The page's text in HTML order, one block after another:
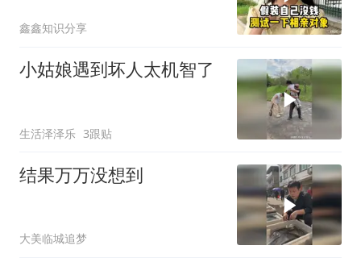
鑫鑫知识分享
小姑娘遇到坏人太机智了
生活泽泽乐 3跟贴
结果万万没想到
大美临城追梦